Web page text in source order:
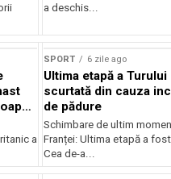
a deschis...
a
SPORT 6 zile ago
Ultima etapă a Turului
scurtată din cauza
de pădure
Schimbare de ultim
Franței: Ultima etapă a
Cea de-a...